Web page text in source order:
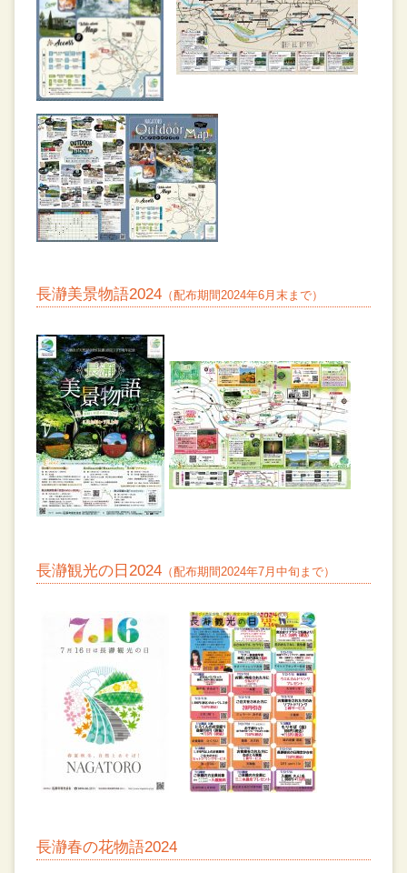
長瀞美景物語2024 （配布期間2024年6月末まで）
長瀞観光の日2024 （配布期間2024年7月中旬まで）
長瀞春の花物語2024